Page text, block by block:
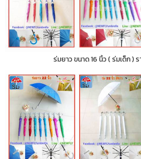
ร่มยาว ขนาด 16 นิ้ว ( ร่มเด็ก )